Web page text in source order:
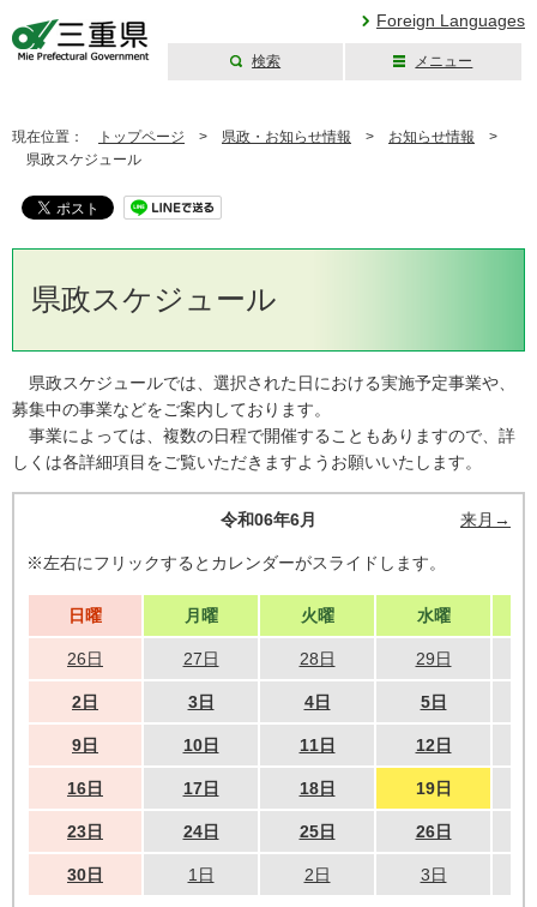
Foreign Languages
検索 メニュー
現在位置： トップページ > 県政・お知らせ情報 > お知らせ情報 >
県政スケジュール
県政スケジュール
県政スケジュールでは、選択された日における実施予定事業や、
募集中の事業などをご案内しております。
事業によっては、複数の日程で開催することもありますので、詳
しくは各詳細項目をご覧いただきますようお願いいたします。
令和06年6月 来月→
※左右にフリックするとカレンダーがスライドします。
日曜 月曜 火曜 水曜
26日 27日 28日 29日
2日 3日 4日 5日
9日 10日 11日 12日
16日 17日 18日 19日
23日 24日 25日 26日
30日 1日 2日 3日